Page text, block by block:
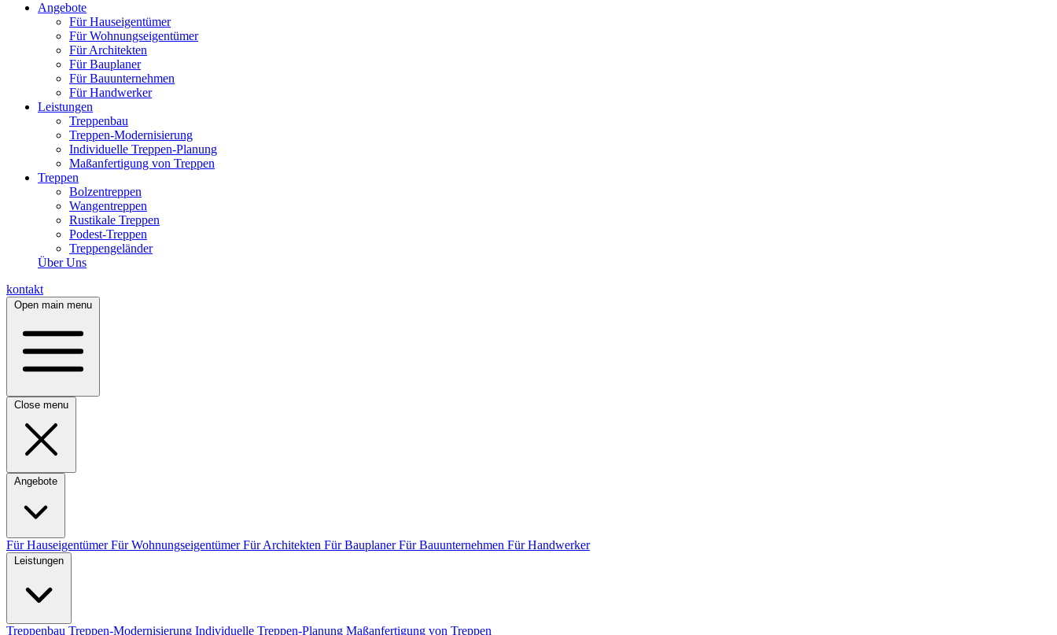
Angebote
Für Hauseigentümer
Für Wohnungseigentümer
Für Architekten
Für Bauplaner
Für Bauunternehmen
Für Handwerker
Leistungen
Treppenbau
Treppen-Modernisierung
Individuelle Treppen-Planung
Maßanfertigung von Treppen
Treppen
Bolzentreppen
Wangentreppen
Rustikale Treppen
Podest-Treppen
Treppengeländer
Über Uns
kontakt
Open main menu
Close menu
Angebote
Für HauseigentümerFür WohnungseigentümerFür Architekten Für BauplanerFür Bauunternehmen Für Handwerker
Leistungen
Treppenbau Treppen-Modernisierung Individuelle Treppen-Planung Maßanfertigung von Treppen